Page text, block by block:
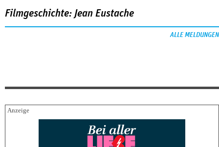
Filmgeschichte: Jean Eustache
ALLE MELDUNGEN